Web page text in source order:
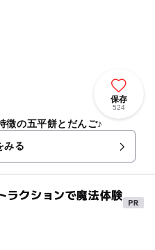
保存
524
徴の五平餅とだんご♪
みる
クションで魔法体験